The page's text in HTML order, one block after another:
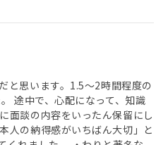
と思います。1.5～2時間程度の
途中で、心配になって、知識
面談の内容をいったん保留にし
人の納得感がいちばん大切」と